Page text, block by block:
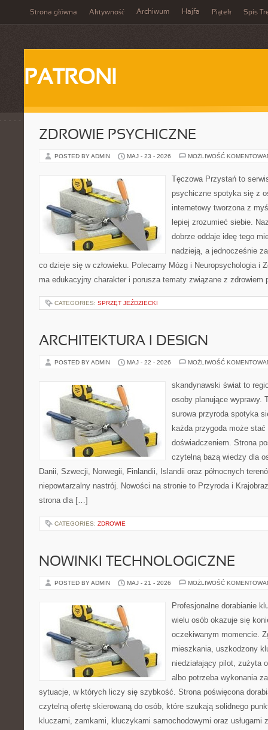
Strona główna Aktywność Archiwum Hajfa Piątek Spis
PATRONI
ZDROWIE PSYCHICZNE
POSTED BY ADMIN MAJ - 23 - 2026 MOŻLIWOŚĆ
Tęczowa Przystań to
psychiczne spotyka się z
internetowy tworzona z
lepiej zrozumieć siebie.
dobrze oddaje ideę tego
nadzieją, a jednocześnie
co dzieje się w człowieku. Polecamy Mózg i Neuropsychologia i
ma edukacyjny charakter i porusza tematy związane z
CATEGORIES: SPRZĘT JEŹDZIECKI
ARCHITEKTURA I DESIGN
POSTED BY ADMIN MAJ - 22 - 2026 MOŻLIWOŚĆ
skandynawski świat to
osoby planujące wyprawy.
surowa przyroda spotyka
każda przygoda może
doświadczeniem. Strona
czytelną bazą wiedzy dla
Danii, Szwecji, Norwegii, Finlandii, Islandii oraz północnych
niepowtarzalny nastrój. Nowości na stronie to Przyroda i
strona dla […]
CATEGORIES: ZDROWIE
NOWINKI TECHNOLOGICZNE
POSTED BY ADMIN MAJ - 21 - 2026 MOŻLIWOŚĆ
Profesjonalne dorabianie
wielu osób okazuje się
oczekiwanym momencie.
mieszkania, uszkodzony
niedziałający pilot, zużyta
albo potrzeba wykonania
sytuacje, w których liczy się szybkość. Strona poświęcona
czytelną ofertę skierowaną do osób, które szukają solidnego
kluczami, zamkami, kluczykami samochodowymi oraz usługami